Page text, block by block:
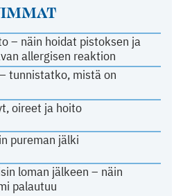
– näin hoidat pistoksen ja
allergisen reaktion
tunnistatko, mistä on
oireet ja hoito
pureman jälki
loman jälkeen – näin
palautuu